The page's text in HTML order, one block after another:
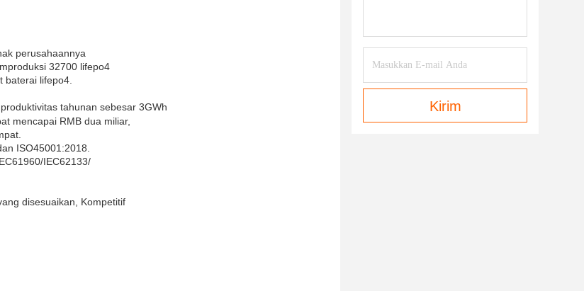
perusahaannya
32700 lifepo4
baterai lifepo4.
tahunan sebesar 3GWh
mencapai RMB dua miliar,
ISO45001:2018.
IEC62133/
disesuaikan, Kompetitif
Kirim